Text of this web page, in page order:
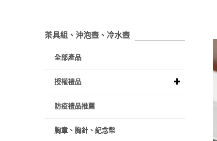
茶具組、沖泡壺、冷水壺
全部產品
授權禮品
防疫禮品推薦
胸章、胸針、紀念幣